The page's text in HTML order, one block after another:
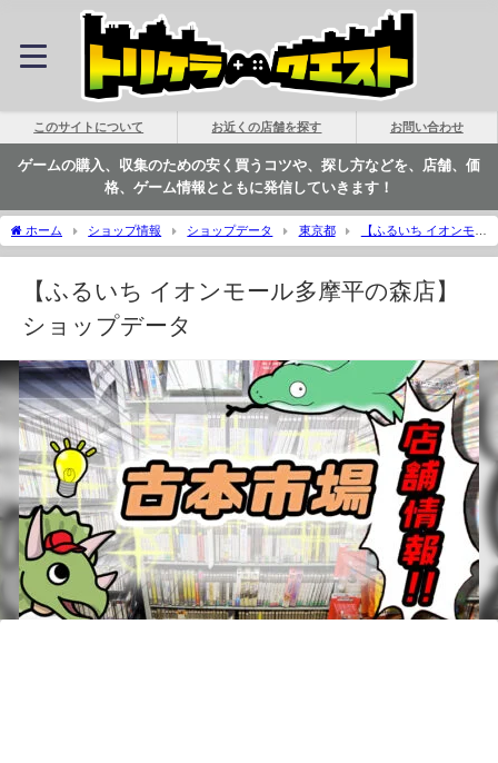
このサイトについて お近くの店舗を探す お問い合わせ
ゲームの購入、収集のための安く買うコツや、探し方などを、店舗、価
格、ゲーム情報とともに発信していきます！
ホーム ショップ情報 ショップデータ 東京都
【ふるいち イオンモー
ル多摩平の森店】ショップデータ | トリケラクエスト
【ふるいち イオンモール多摩平の森店】
ショップデータ